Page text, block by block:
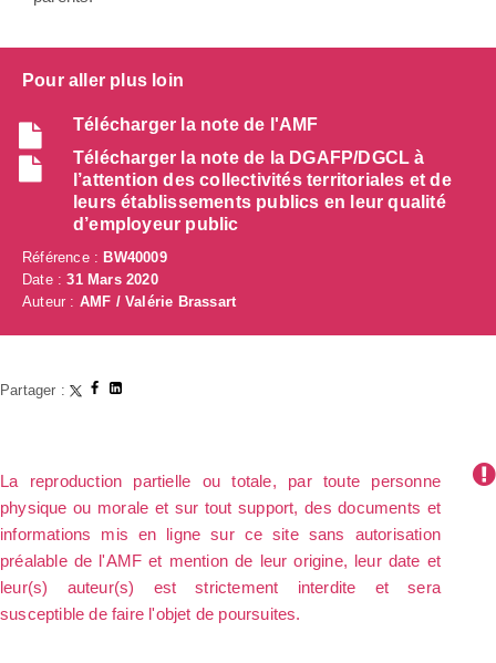
Pour aller plus loin
Télécharger la note de l'AMF
Télécharger la note de la DGAFP/DGCL à
l’attention des collectivités territoriales et de
leurs établissements publics en leur qualité
d’employeur public
Référence : BW40009
Date :31 Mars 2020
Auteur : AMF / Valérie Brassart
Partager :
La reproduction partielle ou totale, par toute personne
physique ou morale et sur tout support, des documents et
informations mis en ligne sur ce site sans autorisation
préalable de l'AMF et mention de leur origine, leur date et
leur(s) auteur(s) est strictement interdite et sera
susceptible de faire l'objet de poursuites.